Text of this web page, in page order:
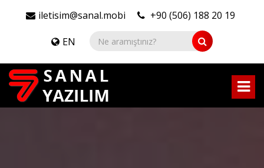
iletisim@sanal.mobi +90 (506) 188 20 19
EN